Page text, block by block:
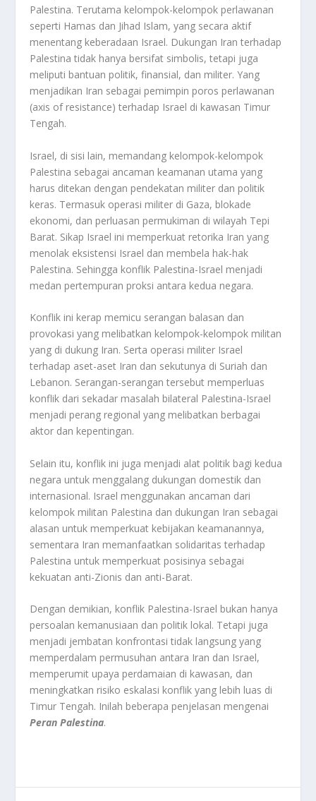
Palestina. Terutama kelompok-kelompok perlawanan
seperti Hamas dan Jihad Islam, yang secara aktif
menentang keberadaan Israel. Dukungan Iran terhadap
Palestina tidak hanya bersifat simbolis, tetapi juga
meliputi bantuan politik, finansial, dan militer. Yang
menjadikan Iran sebagai pemimpin poros perlawanan
(axis of resistance) terhadap Israel di kawasan Timur
Tengah.
Israel, di sisi lain, memandang kelompok-kelompok
Palestina sebagai ancaman keamanan utama yang
harus ditekan dengan pendekatan militer dan politik
keras. Termasuk operasi militer di Gaza, blokade
ekonomi, dan perluasan permukiman di wilayah Tepi
Barat. Sikap Israel ini memperkuat retorika Iran yang
menolak eksistensi Israel dan membela hak-hak
Palestina. Sehingga konflik Palestina-Israel menjadi
medan pertempuran proksi antara kedua negara.
Konflik ini kerap memicu serangan balasan dan
provokasi yang melibatkan kelompok-kelompok militan
yang di dukung Iran. Serta operasi militer Israel
terhadap aset-aset Iran dan sekutunya di Suriah dan
Lebanon. Serangan-serangan tersebut memperluas
konflik dari sekadar masalah bilateral Palestina-Israel
menjadi perang regional yang melibatkan berbagai
aktor dan kepentingan.
Selain itu, konflik ini juga menjadi alat politik bagi kedua
negara untuk menggalang dukungan domestik dan
internasional. Israel menggunakan ancaman dari
kelompok militan Palestina dan dukungan Iran sebagai
alasan untuk memperkuat kebijakan keamanannya,
sementara Iran memanfaatkan solidaritas terhadap
Palestina untuk memperkuat posisinya sebagai
kekuatan anti-Zionis dan anti-Barat.
Dengan demikian, konflik Palestina-Israel bukan hanya
persoalan kemanusiaan dan politik lokal. Tetapi juga
menjadi jembatan konfrontasi tidak langsung yang
memperdalam permusuhan antara Iran dan Israel,
memperumit upaya perdamaian di kawasan, dan
meningkatkan risiko eskalasi konflik yang lebih luas di
Timur Tengah. Inilah beberapa penjelasan mengenai
Peran Palestina.